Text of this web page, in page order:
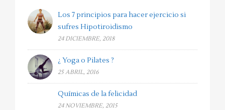
Los 7 principios para hacer ejercicio si
sufres Hipotiroidismo
24 DICIEMBRE, 2018
¿ Yoga o Pilates ?
25 ABRIL, 2016
Químicas de la felicidad
24 NOVIEMBRE, 2015